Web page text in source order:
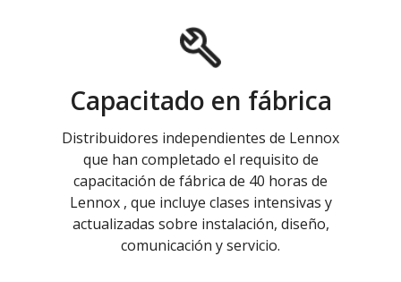
Capacitado en fábrica
Distribuidores independientes de Lennox
que han completado el requisito de
capacitación de fábrica de 40 horas de
Lennox , que incluye clases intensivas y
actualizadas sobre instalación, diseño,
comunicación y servicio.